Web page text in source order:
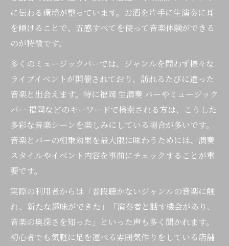
に伝わる環境が整っています。お酒を片手に生演奏に耳
を傾けることで、五感すべてを使って音楽体験ができる
のが特徴です。
多くのミュージックバーでは、ジャンルを問わず様々な
ライブイベントが開催されており、訪れるたびに違った
音楽と出会えます。特に福岡 生演奏 バーやミュージック
バー 福岡などのキーワードで検索される方は、こうした
多彩な音楽シーンを楽しみにしている場合が多いです。
音楽とバーの相乗効果を最大限に味わうためには、演奏
スタイルやイベント内容を事前にチェックすることが重
要です。
実際の利用者からは「普段聴かないジャンルの音楽に触
れ、新たな趣味ができた」「演奏者と話す機会があり、
音楽の奥深さを知った」といった声も多く聞かれます。
初心者でも気軽に足を運べる雰囲気作りをしている店舗